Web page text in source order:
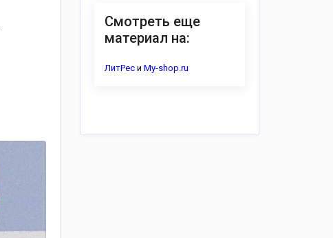
Смотреть еще
материал на:
ЛитРеси My-shop.ru